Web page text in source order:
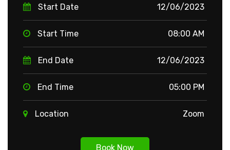
Start Date 12/06/2023
Start Time 08:00 AM
End Date 12/06/2023
End Time 05:00 PM
Location Zoom
Book Now